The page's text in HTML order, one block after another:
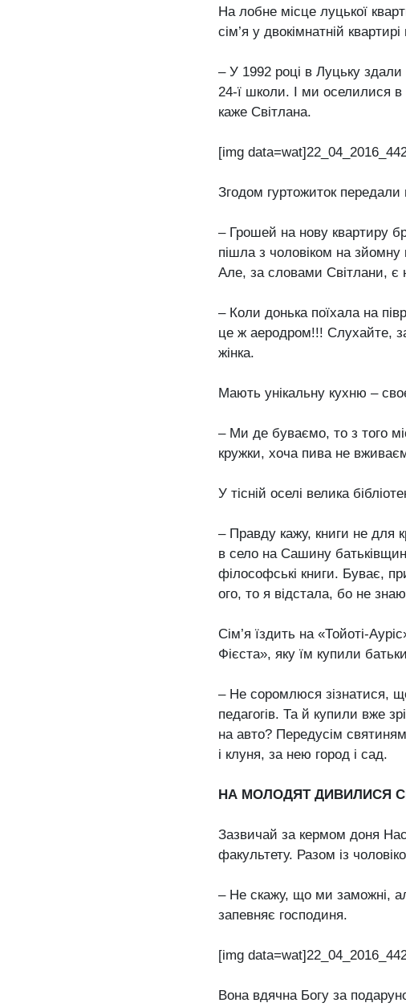
На лобне місце луцької
сім’я у двокімнатній
– У 1992 році в Луцьку
24-ї школи. І ми оселилися в
каже Світлана.
[img
Згодом гуртожиток
– Грошей на нову квартиру
пішла з чоловіком на зйомну
Але, за словами Світлани, є
– Коли донька поїхала на
це ж аеродром!!! Слухайте,
жінка.
Мають унікальну кухню –
– Ми де буваємо, то з того
кружки, хоча пива не
У тісній оселі велика
– Правду кажу, книги не для
в село на Сашину
філософські книги. Буває,
ого, то я відстала, бо не
Сім’я їздить на «Тойоті-
Фієста», яку їм купили
– Не соромлюся зізнатися,
педагогів. Та й купили вже
на авто? Передусім
і клуня, за нею город і сад.
НА МОЛОДЯТ ДИВИЛИСЯ
Зазвичай за кермом доня
факультету. Разом із
– Не скажу, що ми заможні,
запевняє господиня.
[img
Вона вдячна Богу за